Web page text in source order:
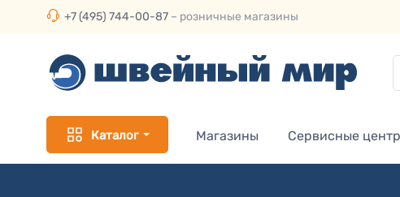
+7 (495) 744-00-87 – розничные магазины
Каталог Магазины Сервисные